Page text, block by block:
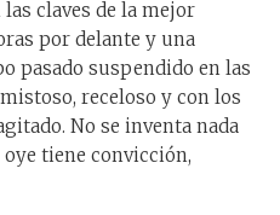
claves de la mejor
por delante y una
pasado suspendido en las
receloso y con los
No se inventa nada
oye tiene convicción,